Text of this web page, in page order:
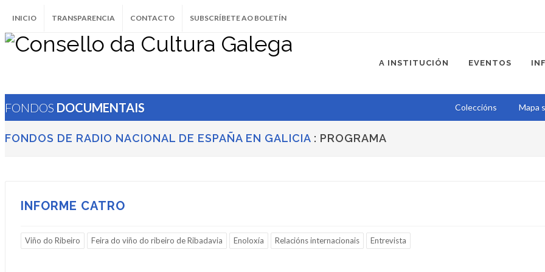
INICIO TRANSPARENCIA CONTACTO SUBSCRÍBETE AO BOLETÍN
A INSTITUCIÓN EVENTOS
FONDOS DOCUMENTAIS Coleccións Mapa
FONDOS DE RADIO NACIONAL DE ESPAÑA EN GALICIA : PROGRAMA
INFORME CATRO
Viño do Ribeiro Feira do viño do ribeiro de Ribadavia Enoloxía Relacións internacionais Entrevista